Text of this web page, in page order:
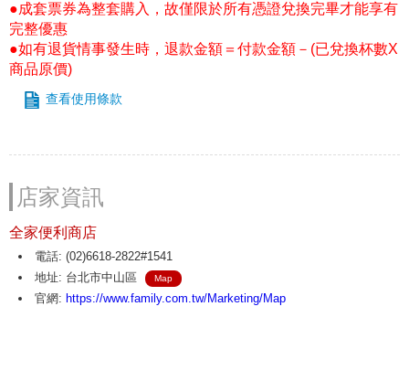
●成套票券為整套購入，故僅限於所有憑證兌換完畢才能享有
完整優惠
●如有退貨情事發生時，退款金額＝付款金額－(已兌換杯數X
商品原價)
查看使用條款
店家資訊
全家便利商店
電話: (02)6618-2822#1541
地址: 台北市中山區
Map
官網: https://www.family.com.tw/Marketing/Map